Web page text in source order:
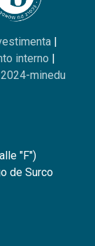
|
interno |
minedu
"F")
de Surco